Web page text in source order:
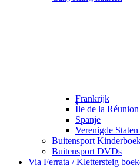
Frankrijk
Île de la Réunion
Spanje
Verenigde
Buitensport
Buitensport DVDs
Via Ferrata / Klettersteig